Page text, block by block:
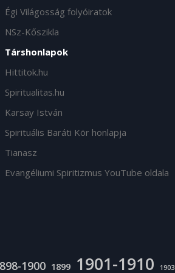
Égi Világosság folyóiratok
NSz-Kőszikla
Társhonlapok
Hittitok.hu
Spiritualitas.hu
Karsay István
Spirituális Baráti Kör honlapja
Tianasz
Evangéliumi Spiritizmus YouTube oldala
1900 1899 1901-1910 1903